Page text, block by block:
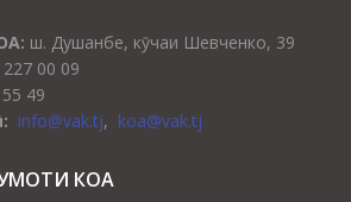
ш. Душанбе, кӯчаи Шевченко, 39
00 09
49
info@vak.tj, koa@vak.tj
КОА